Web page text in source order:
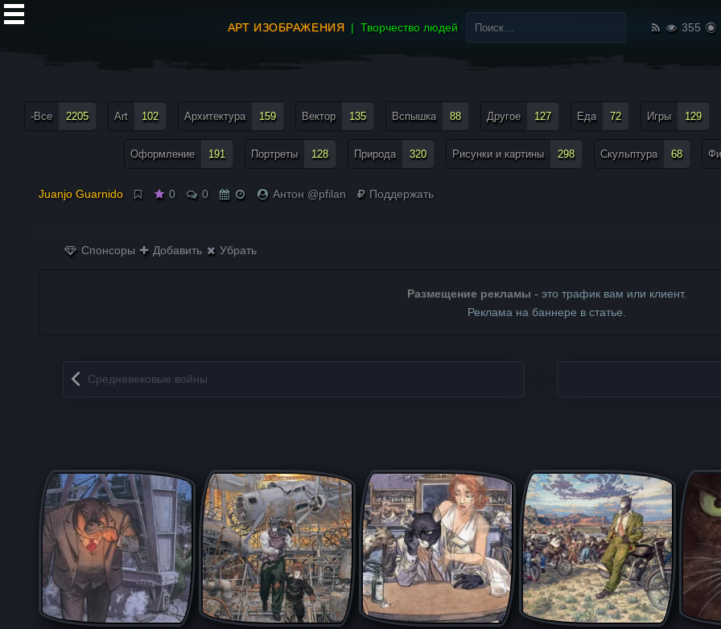
АРТ ИЗОБРАЖЕНИЯ Творчество людей
Найти:
355
-Все 2205 Art 102 Архитектура 159 Вектор 135 Вспышка 88 Другое 127 Еда 72 Игры 129
Оформление 191 Портреты 128 Природа 320 Рисунки и картины 298 Скульптура 68
Juanjo Guarnido 0 0 Антон @pfilan Поддержать
Спонсоры Добавить Убрать
Размещение рекламы - это трафик вам или клиент.
Реклама на баннере в статье.
Запись навигация
Средневековые войны